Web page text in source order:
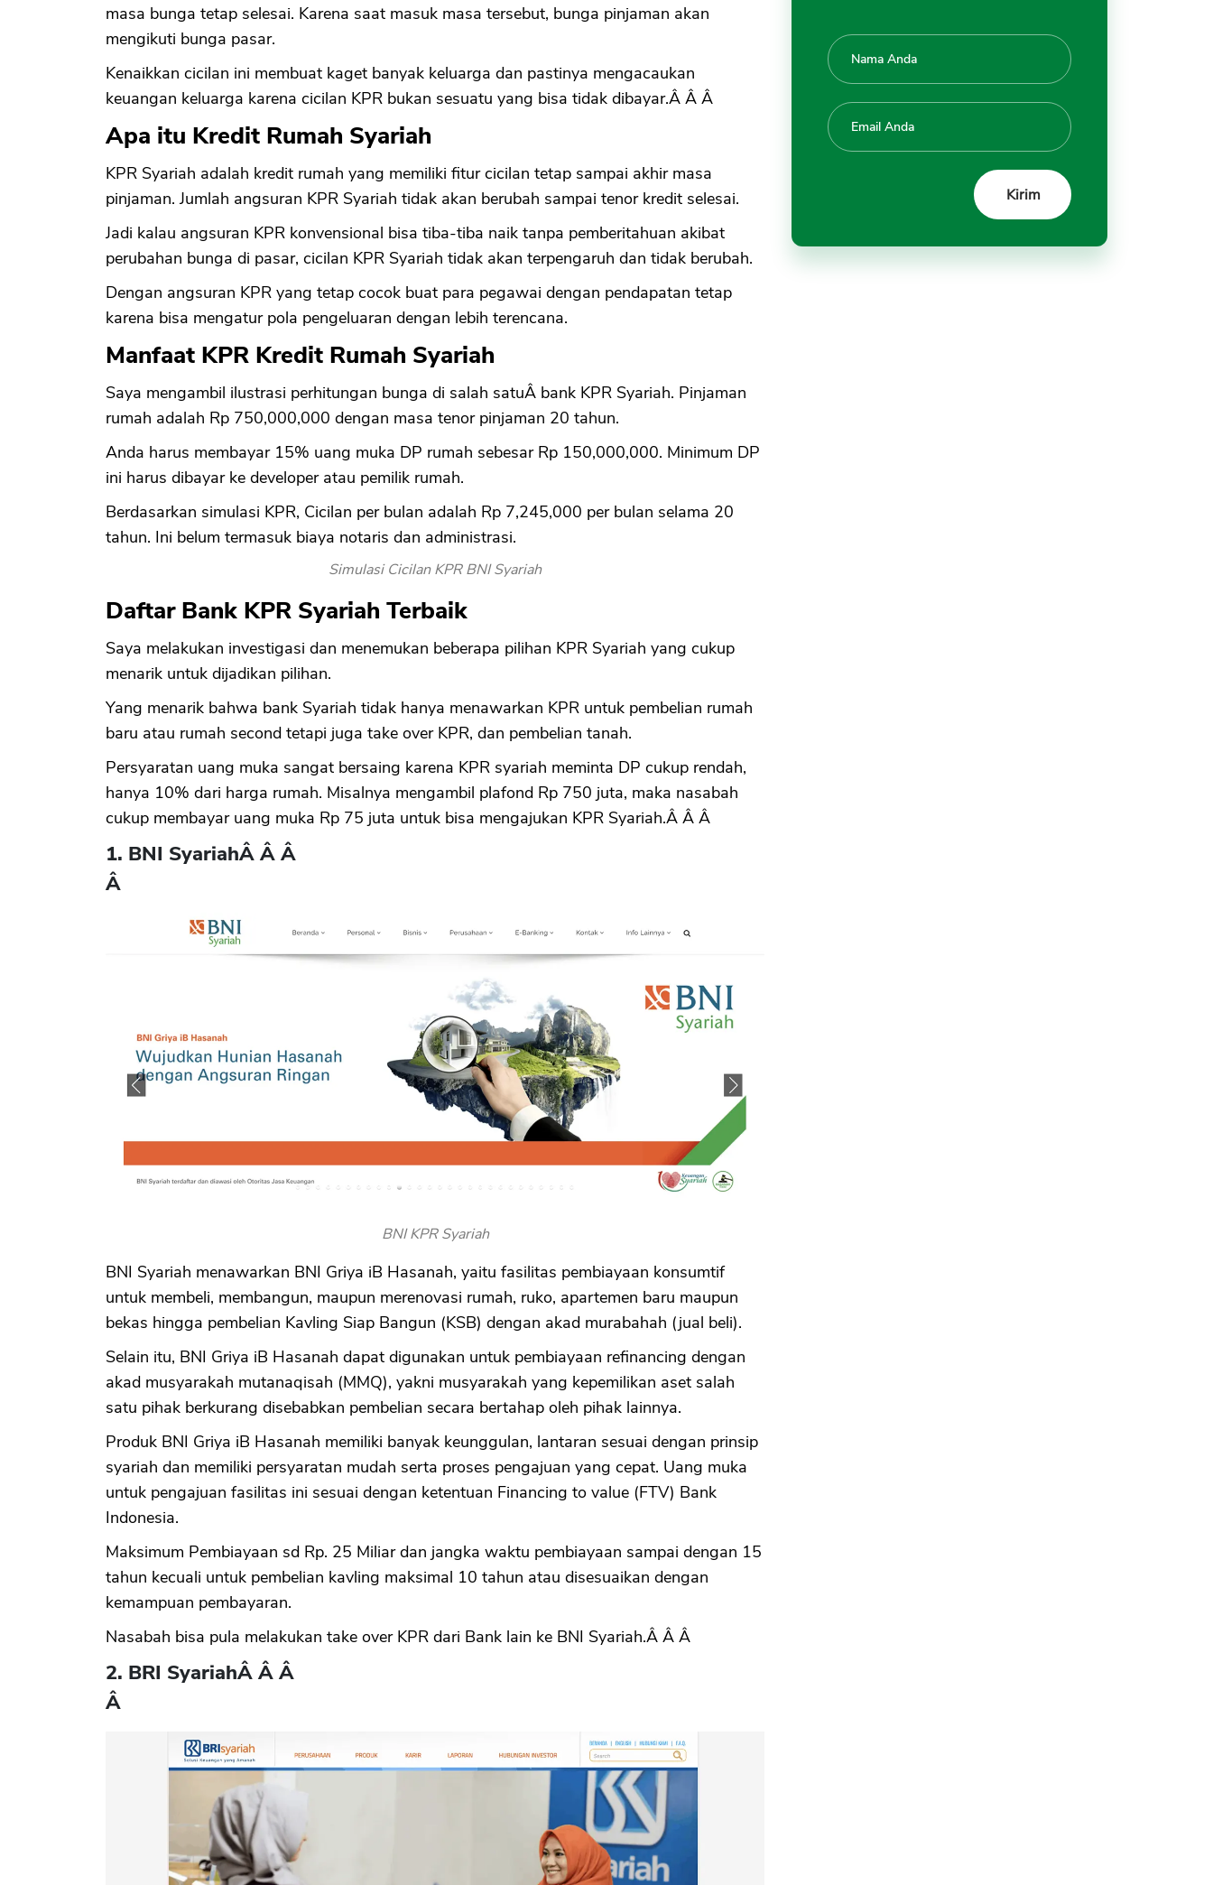
masa bunga tetap selesai. Karena saat masuk masa tersebut, bunga pinjaman akan
mengikuti bunga pasar.
Kenaikkan cicilan ini membuat kaget banyak keluarga dan pastinya mengacaukan
keuangan keluarga karena cicilan KPR bukan sesuatu yang bisa tidak dibayar.Â Â Â
Apa itu Kredit Rumah Syariah
KPR Syariah adalah kredit rumah yang memiliki fitur cicilan tetap sampai akhir masa
pinjaman. Jumlah angsuran KPR Syariah tidak akan berubah sampai tenor kredit selesai.
Jadi kalau angsuran KPR konvensional bisa tiba-tiba naik tanpa pemberitahuan akibat
perubahan bunga di pasar, cicilan KPR Syariah tidak akan terpengaruh dan tidak berubah.
Dengan angsuran KPR yang tetap cocok buat para pegawai dengan pendapatan tetap
karena bisa mengatur pola pengeluaran dengan lebih terencana.
Manfaat KPR Kredit Rumah Syariah
Saya mengambil ilustrasi perhitungan bunga di salah satuÂ bank KPR Syariah. Pinjaman
rumah adalah Rp 750,000,000 dengan masa tenor pinjaman 20 tahun.
Anda harus membayar 15% uang muka DP rumah sebesar Rp 150,000,000. Minimum DP
ini harus dibayar ke developer atau pemilik rumah.
Berdasarkan simulasi KPR, Cicilan per bulan adalah Rp 7,245,000 per bulan selama 20
tahun. Ini belum termasuk biaya notaris dan administrasi.
Simulasi Cicilan KPR BNI Syariah
Daftar Bank KPR Syariah Terbaik
Saya melakukan investigasi dan menemukan beberapa pilihan KPR Syariah yang cukup
menarik untuk dijadikan pilihan.
Yang menarik bahwa bank Syariah tidak hanya menawarkan KPR untuk pembelian rumah
baru atau rumah second tetapi juga take over KPR, dan pembelian tanah.
Persyaratan uang muka sangat bersaing karena KPR syariah meminta DP cukup rendah,
hanya 10% dari harga rumah. Misalnya mengambil plafond Rp 750 juta, maka nasabah
cukup membayar uang muka Rp 75 juta untuk bisa mengajukan KPR Syariah.Â Â Â
1. BNI SyariahÂ Â Â
Â
BNI KPR Syariah
BNI Syariah menawarkan BNI Griya iB Hasanah, yaitu fasilitas pembiayaan konsumtif
untuk membeli, membangun, maupun merenovasi rumah, ruko, apartemen baru maupun
bekas hingga pembelian Kavling Siap Bangun (KSB) dengan akad murabahah (jual beli).
Selain itu, BNI Griya iB Hasanah dapat digunakan untuk pembiayaan refinancing dengan
akad musyarakah mutanaqisah (MMQ), yakni musyarakah yang kepemilikan aset salah
satu pihak berkurang disebabkan pembelian secara bertahap oleh pihak lainnya.
Produk BNI Griya iB Hasanah memiliki banyak keunggulan, lantaran sesuai dengan prinsip
syariah dan memiliki persyaratan mudah serta proses pengajuan yang cepat. Uang muka
untuk pengajuan fasilitas ini sesuai dengan ketentuan Financing to value (FTV) Bank
Indonesia.
Maksimum Pembiayaan sd Rp. 25 Miliar dan jangka waktu pembiayaan sampai dengan 15
tahun kecuali untuk pembelian kavling maksimal 10 tahun atau disesuaikan dengan
kemampuan pembayaran.
Nasabah bisa pula melakukan take over KPR dari Bank lain ke BNI Syariah.Â Â Â
2. BRI SyariahÂ Â Â
Â